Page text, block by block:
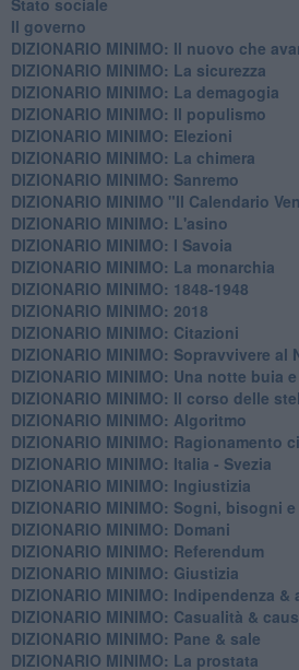
Il governo
DIZIONARIO MINIMO: Il nuovo che
DIZIONARIO MINIMO: La sicurezza
DIZIONARIO MINIMO: La demagogia
DIZIONARIO MINIMO: Il populismo
DIZIONARIO MINIMO: Elezioni
DIZIONARIO MINIMO: La chimera
DIZIONARIO MINIMO: Sanremo
DIZIONARIO MINIMO "Il Calendario
DIZIONARIO MINIMO: L'asino
DIZIONARIO MINIMO: I Savoia
DIZIONARIO MINIMO: La monarchia
DIZIONARIO MINIMO: 1848-1948
DIZIONARIO MINIMO: 2018
DIZIONARIO MINIMO: Citazioni
DIZIONARIO MINIMO: ​Sopravvivere al
DIZIONARIO MINIMO: ​Una notte buia
DIZIONARIO MINIMO: Il corso delle
DIZIONARIO MINIMO: Algoritmo
DIZIONARIO MINIMO: Ragionamento
DIZIONARIO MINIMO: Italia - Svezia
DIZIONARIO MINIMO: ​Ingiustizia
DIZIONARIO MINIMO: ​Sogni, bisogni
DIZIONARIO MINIMO: Domani
DIZIONARIO MINIMO: Referendum
DIZIONARIO MINIMO: Giustizia
DIZIONARIO MINIMO: ​Indipendenza &
DIZIONARIO MINIMO: ​Casualità &
​DIZIONARIO MINIMO: Pane & sale
DIZIONARIO MINIMO: La prostata